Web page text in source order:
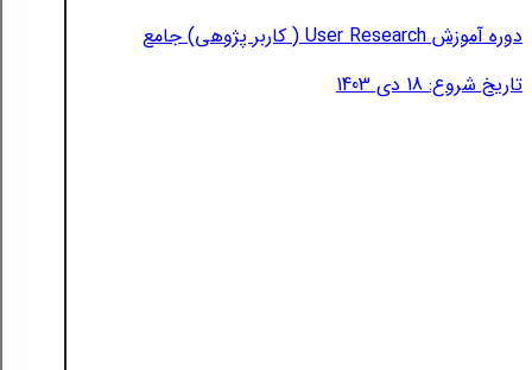
دوره آموزش User Research ( کاربر پژوهی) جامع
تاریخ شروع: 18 دی 1403